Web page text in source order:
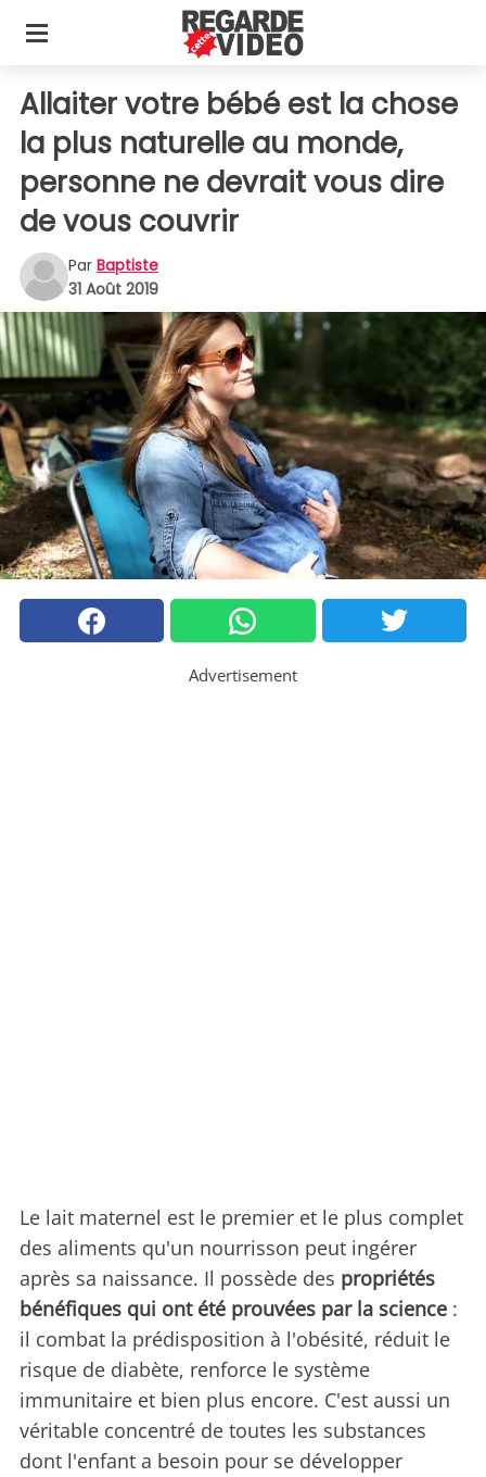
Allaiter votre bébé est la chose
la plus naturelle au monde,
personne ne devrait vous dire
de vous couvrir
Par Baptiste
31 Août 2019
Advertisement
Le lait maternel est le premier et le plus complet
des aliments qu'un nourrisson peut ingérer
après sa naissance. Il possède des propriétés
bénéfiques qui ont été prouvées par la science :
il combat la prédisposition à l'obésité, réduit le
risque de diabète, renforce le système
immunitaire et bien plus encore. C'est aussi un
véritable concentré de toutes les substances
dont l'enfant a besoin pour se développer